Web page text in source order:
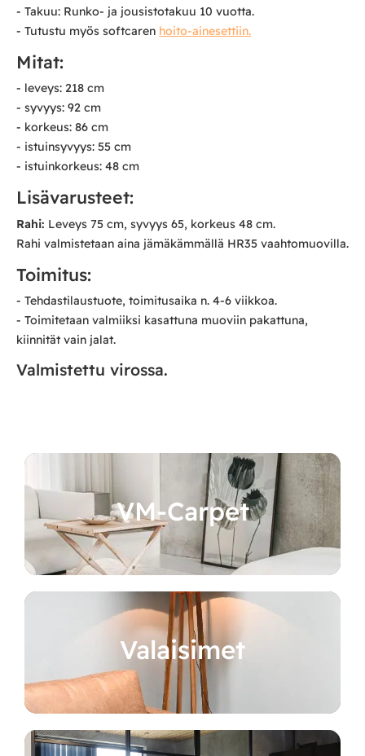
- Takuu: Runko- ja jousistotakuu 10 vuotta.
- Tutustu myös softcaren hoito-ainesettiin.
Mitat:
- leveys: 218 cm
- syvyys: 92 cm
- korkeus: 86 cm
- istuinsyvyys: 55 cm
- istuinkorkeus: 48 cm
Lisävarusteet:
Rahi: Leveys 75 cm, syvyys 65, korkeus 48 cm.
Rahi valmistetaan aina jämäkämmällä HR35 vaahtomuovilla.
Toimitus:
- Tehdastilaustuote, toimitusaika n. 4-6 viikkoa.
- Toimitetaan valmiiksi kasattuna muoviin pakattuna,
kiinnität vain jalat.
Valmistettu virossa.
VM-Carpet
Valaisimet